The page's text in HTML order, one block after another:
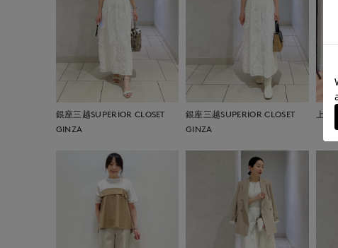
銀座三越SUPERIOR CLOSET
GINZA
銀座三越SUPERIOR CLOSET
GINZA
上本